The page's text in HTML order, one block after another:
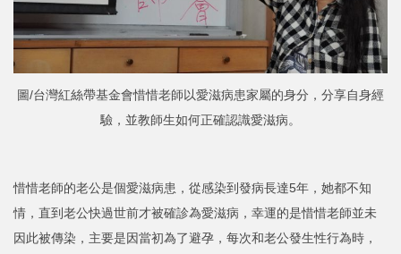
圖/台灣紅絲帶基金會惜惜老師以愛滋病患家屬的身分，分享自身經
驗，並教師生如何正確認識愛滋病。
惜惜老師的老公是個愛滋病患，從感染到發病長達5年，她都不知
情，直到老公快過世前才被確診為愛滋病，幸運的是惜惜老師並未
因此被傳染，主要是因當初為了避孕，每次和老公發生性行為時，